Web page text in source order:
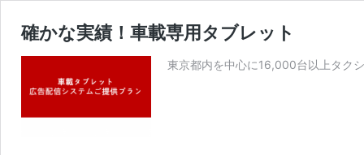
確かな実績！車載専用タブレット
東京都内を中心に16,000台以上タク